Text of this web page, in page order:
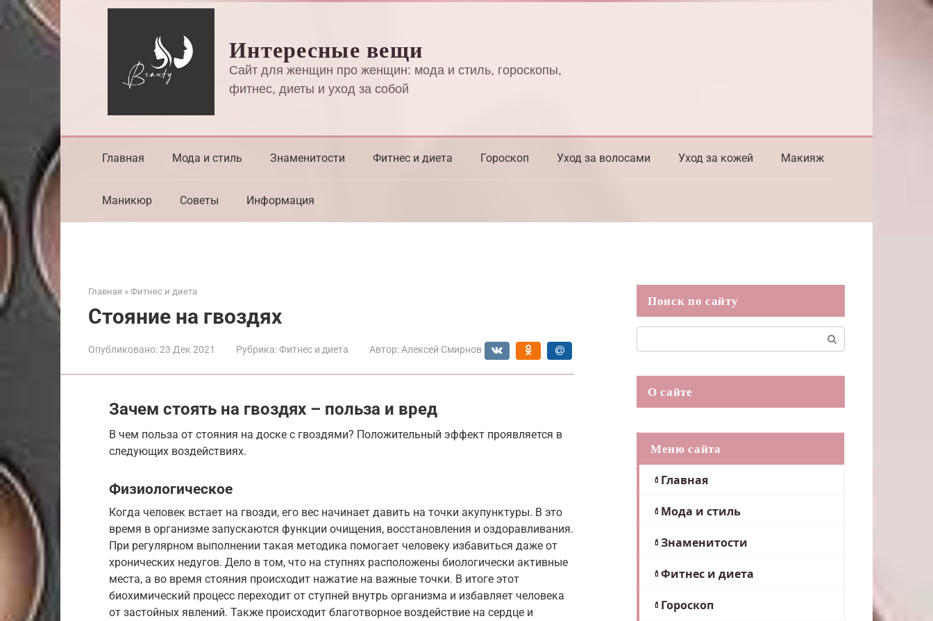
Перейти
к
контенту
Интересные вещи
Сайт для женщин про женщин: мода и стиль, гороскопы,
фитнес, диеты и уход за собой
Главная Мода и стиль Знаменитости Фитнес и диета Гороскоп Уход за волосами Уход за кожей Макияж
Маникюр Советы Информация
Главная » Фитнес и диета
Стояние на гвоздях
Опубликовано:23 Дек 2021 Рубрика:Фитнес и диета Автор: Алексей Смирнов
Зачем стоять на гвоздях – польза и вред
В чем польза от стояния на доске с гвоздями? Положительный эффект проявляется в
следующих воздействиях.
Физиологическое
Когда человек встает на гвозди, его вес начинает давить на точки акупунктуры. В это
время в организме запускаются функции очищения, восстановления и оздоравливания.
При регулярном выполнении такая методика помогает человеку избавиться даже от
хронических недугов. Дело в том, что на ступнях расположены биологически активные
места, а во время стояния происходит нажатие на важные точки. В итоге этот
биохимический процесс переходит от ступней внутрь организма и избавляет человека
от застойных явлений. Также происходит благотворное воздействие на сердце и
Поиск по сайту
О сайте
Меню сайта
Главная
Мода и стиль
Знаменитости
Фитнес и диета
Гороскоп